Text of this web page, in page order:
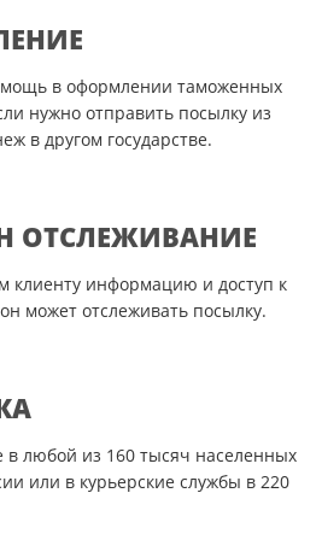
в оформлении таможенных
нужно отправить посылку из
в другом государстве.
ОТСЛЕЖИВАНИЕ
клиенту информацию и доступ к
может отслеживать посылку.
в любой из 160 тысяч населенных
или в курьерские службы в 220